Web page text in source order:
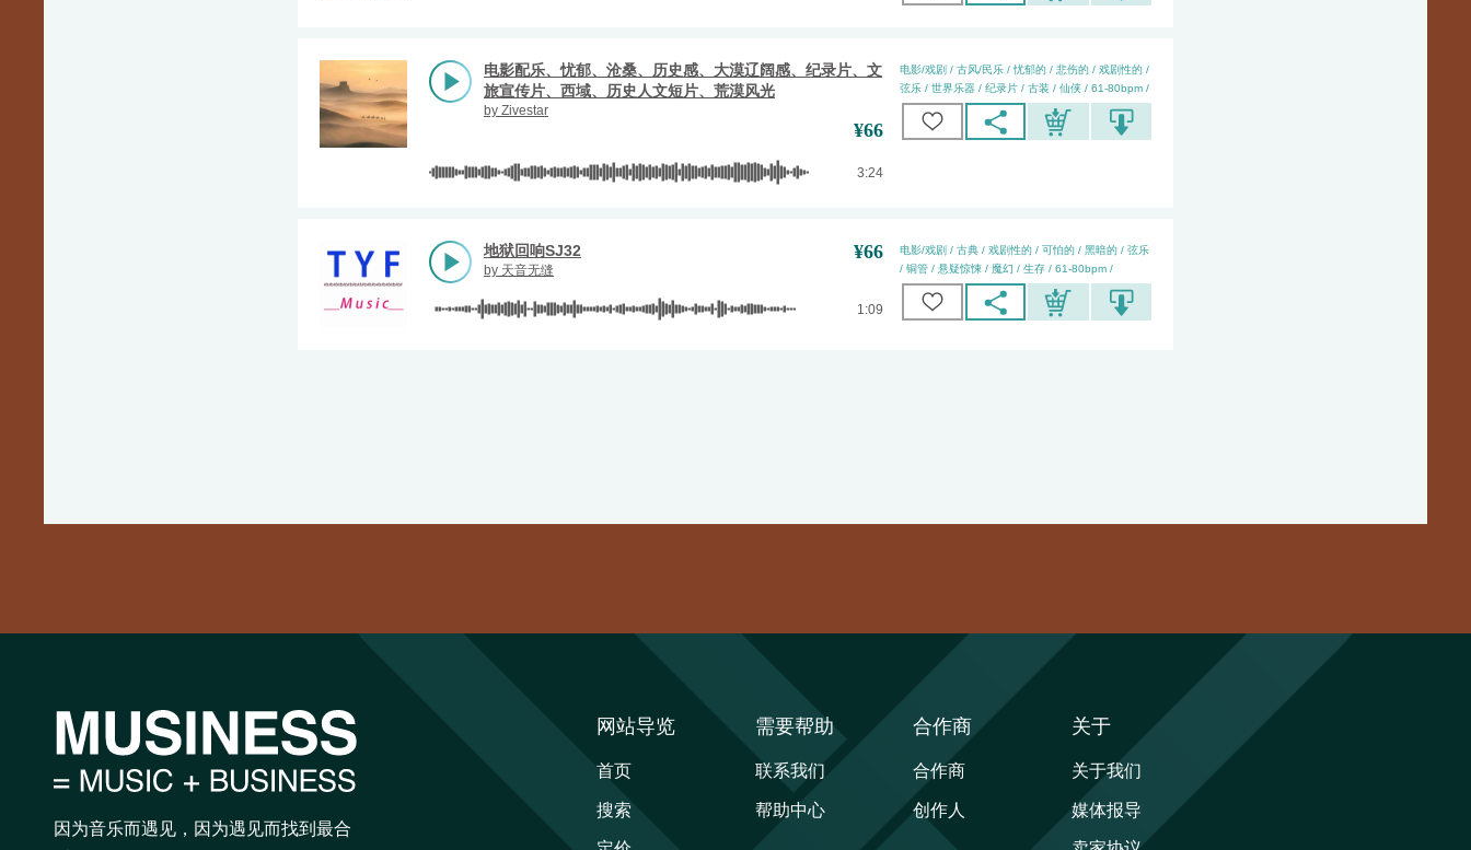
电影配乐、忧郁、沧桑、历史感、大漠辽阔感、纪录片、文
旅宣传片、西域、历史人文短片、荒漠风光
by Zivestar
¥66
3:24
电影/戏剧 / 古风/民乐 / 忧郁的 / 悲伤的 / 戏剧性的 /
弦乐 / 世界乐器 / 纪录片 / 古装 / 仙侠 / 61-80bpm /
地狱回响SJ32
by 天音无缝
¥66
1:09
电影/戏剧 / 古典 / 戏剧性的 / 可怕的 / 黑暗的 / 弦乐
/ 铜管 / 悬疑惊悚 / 魔幻 / 生存 / 61-80bpm /
因为音乐而遇见，因为遇见而找到最合
网站导览
首页
搜索
需要帮助
联系我们
帮助中心
合作商
合作商
创作人
关于
关于我们
媒体报导